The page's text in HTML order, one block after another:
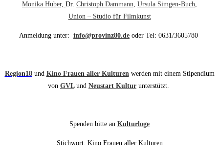
Monika Huber, Dr. Christoph Dammann, Ursula Simgen-Buch,
Union – Studio für Filmkunst
Anmeldung unter: info@provinz80.de oder Tel: 0631/3605780
Region18und Kino Frauen aller Kulturenwerden mit einem Stipendium
von GVL und Neustart Kultur unterstützt.
Spenden bitte an Kulturloge
Stichwort: Kino Frauen aller Kulturen